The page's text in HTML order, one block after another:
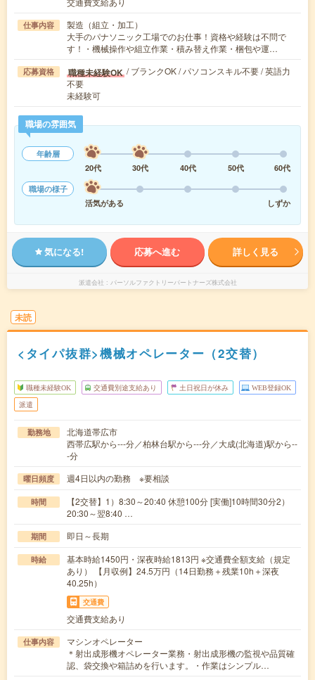
仕事内容
製造（組立・加工）
大手のパナソニック工場でのお仕事！資格や経験は不問で
す！・機械操作や組立作業・積み替え作業・梱包や運…
応募資格 職種未経験OK / ブランクOK / パソコンスキル不要 / 英語力
不要
未経験可
職場の雰囲気
年齢層
20代
30代 40代 50代
60代
職場の様子
活気がある
しずか
気になる! 応募へ進む 詳しく見る
派遣会社 パーソルファクトリーパートナーズ株式会社
未読
<タイパ抜群>機械オペレーター（2交替）
職種未経験OK 交通費別途支給あり 土日祝日が休み WEB登録OK
派遣
勤務地
北海道帯広市
西帯広駅から---分／柏林台駅から---分／大成(北海道)駅から--
-分
曜日頻度 週4日以内の勤務 ※要相談
時間
【2交替】1）8:30～20:40 休憩100分 [実働]10時間30分2）
20:30～翌8:40 …
期間 即日～長期
時給
基本時給1450円・深夜時給1813円 ※交通費全額支給（規定
あり） 【月収例】24.5万円（14日勤務＋残業10h＋深夜
40.25h）
交通費
交通費支給あり
仕事内容
マシンオペレーター
＊射出成形機オペレーター業務・射出成形機の監視や品質確
認、袋交換や箱詰めを行います。・作業はシンプル…